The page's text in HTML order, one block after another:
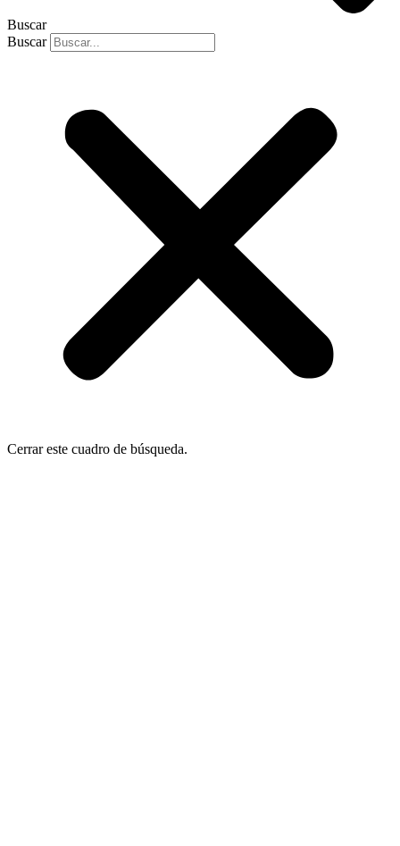
Buscar
Buscar
Cerrar este cuadro de búsqueda.